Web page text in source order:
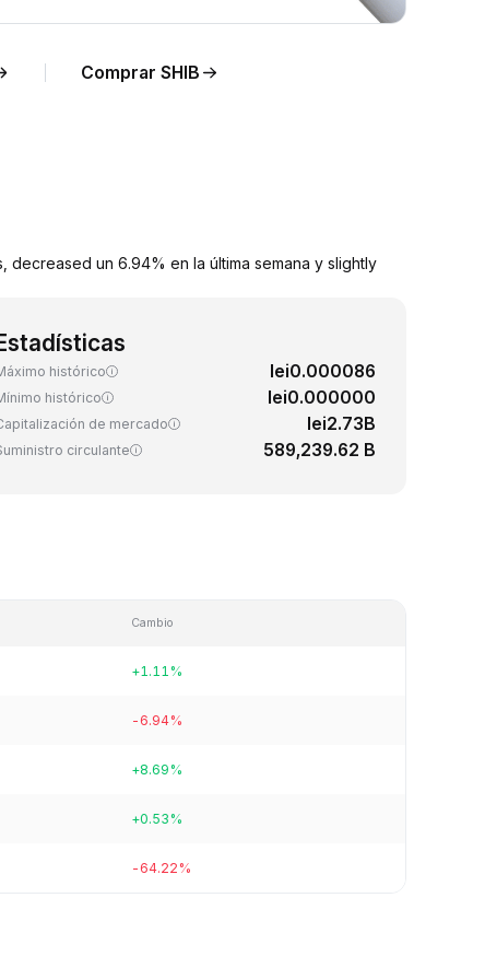
Comprar SHIB
decreased un 6.94% en la última semana y slightly
histórico lei0.000086
histórico lei0.000000
de mercado lei2.73B
circulante 589,239.62 B
Cambio
+1.11%
-6.94%
+8.69%
+0.53%
-64.22%